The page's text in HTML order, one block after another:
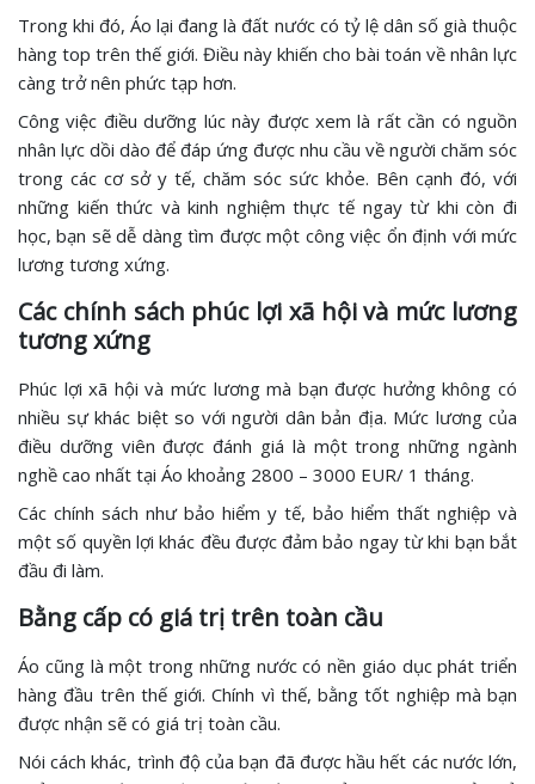
Trong khi đó, Áo lại đang là đất nước có tỷ lệ dân số già thuộc
hàng top trên thế giới. Điều này khiến cho bài toán về nhân lực
càng trở nên phức tạp hơn.
Công việc điều dưỡng lúc này được xem là rất cần có nguồn
nhân lực dồi dào để đáp ứng được nhu cầu về người chăm sóc
trong các cơ sở y tế, chăm sóc sức khỏe. Bên cạnh đó, với
những kiến thức và kinh nghiệm thực tế ngay từ khi còn đi
học, bạn sẽ dễ dàng tìm được một công việc ổn định với mức
lương tương xứng.
Các chính sách phúc lợi xã hội và mức lương
tương xứng
Phúc lợi xã hội và mức lương mà bạn được hưởng không có
nhiều sự khác biệt so với người dân bản địa. Mức lương của
điều dưỡng viên được đánh giá là một trong những ngành
nghề cao nhất tại Áo khoảng 2800 – 3000 EUR/ 1 tháng.
Các chính sách như bảo hiểm y tế, bảo hiểm thất nghiệp và
một số quyền lợi khác đều được đảm bảo ngay từ khi bạn bắt
đầu đi làm.
Bằng cấp có giá trị trên toàn cầu
Áo cũng là một trong những nước có nền giáo dục phát triển
hàng đầu trên thế giới. Chính vì thế, bằng tốt nghiệp mà bạn
được nhận sẽ có giá trị toàn cầu.
Nói cách khác, trình độ của bạn đã được hầu hết các nước lớn,